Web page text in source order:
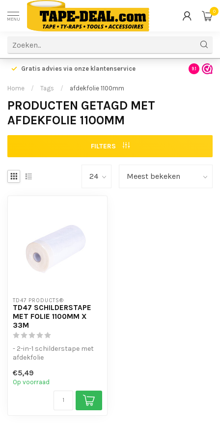
MENU
0
Gratis advies via onze klantenservice 9.1
Home / Tags / afdekfolie 1100mm
PRODUCTEN GETAGD MET
AFDEKFOLIE 1100MM
FILTERS
TD47 PRODUCTS®
TD47 SCHILDERSTAPE
MET FOLIE 1100MM X
33M
- 2-in-1 schilderstape met
afdekfolie
afdekken
- Bes...
€5,49
Op voorraad